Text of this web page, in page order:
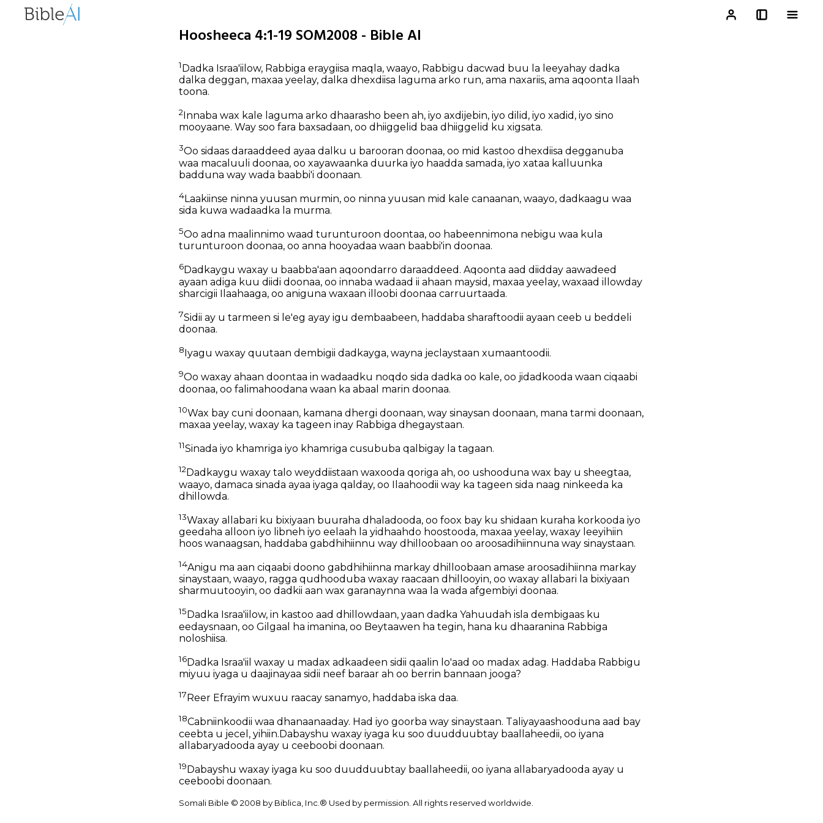
Hoosheeca 4:1-19 SOM2008 - Bible AI
1Dadka Israa'iilow, Rabbiga eraygiisa maqla, waayo, Rabbigu dacwad buu la leeyahay dadka
dalka deggan, maxaa yeelay, dalka dhexdiisa laguma arko run, ama naxariis, ama aqoonta Ilaah
toona.
2 Innaba wax kale laguma arko dhaarasho been ah, iyo axdijebin, iyo dilid, iyo xadid, iyo sino
mooyaane. Way soo fara baxsadaan, oo dhiiggelid baa dhiiggelid ku xigsata.
3Oo sidaas daraaddeed ayaa dalku u barooran doonaa, oo mid kastoo dhexdiisa degganuba
waa macaluuli doonaa, oo xayawaanka duurka iyo haadda samada, iyo xataa kalluunka
badduna way wada baabbi'i doonaan.
4Laakiinse ninna yuusan murmin, oo ninna yuusan mid kale canaanan, waayo, dadkaagu waa
sida kuwa wadaadka la murma.
5Oo adna maalinnimo waad turunturoon doontaa, oo habeennimona nebigu waa kula
turunturoon doonaa, oo anna hooyadaa waan baabbi'in doonaa.
6Dadkaygu waxay u baabba'aan aqoondarro daraaddeed. Aqoonta aad diidday aawadeed
ayaan adiga kuu diidi doonaa, oo innaba wadaad ii ahaan maysid, maxaa yeelay, waxaad illowday
sharcigii Ilaahaaga, oo aniguna waxaan illoobi doonaa carruurtaada.
7Sidii ay u tarmeen si le'eg ayay igu dembaabeen, haddaba sharaftoodii ayaan ceeb u beddeli
doonaa.
8 Iyagu waxay quutaan dembigii dadkayga, wayna jeclaystaan xumaantoodii.
9Oo waxay ahaan doontaa in wadaadku noqdo sida dadka oo kale, oo jidadkooda waan ciqaabi
doonaa, oo falimahoodana waan ka abaal marin doonaa.
10Wax bay cuni doonaan, kamana dhergi doonaan, way sinaysan doonaan, mana tarmi doonaan,
maxaa yeelay, waxay ka tageen inay Rabbiga dhegaystaan.
11Sinada iyo khamriga iyo khamriga cusububa qalbigay la tagaan.
12Dadkaygu waxay talo weyddiistaan waxooda qoriga ah, oo ushooduna wax bay u sheegtaa,
waayo, damaca sinada ayaa iyaga qalday, oo Ilaahoodii way ka tageen sida naag ninkeeda ka
dhillowda.
13Waxay allabari ku bixiyaan buuraha dhaladooda, oo foox bay ku shidaan kuraha korkooda iyo
geedaha alloon iyo libneh iyo eelaah la yidhaahdo hoostooda, maxaa yeelay, waxay leeyihiin
hoos wanaagsan, haddaba gabdhihiinnu way dhilloobaan oo aroosadihiinnuna way sinaystaan.
14Anigu ma aan ciqaabi doono gabdhihiinna markay dhilloobaan amase aroosadihiinna markay
sinaystaan, waayo, ragga qudhooduba waxay raacaan dhillooyin, oo waxay allabari la bixiyaan
sharmuutooyin, oo dadkii aan wax garanaynna waa la wada afgembiyi doonaa.
15 Dadka Israa'iilow, in kastoo aad dhillowdaan, yaan dadka Yahuudah isla dembigaas ku
eedaysnaan, oo Gilgaal ha imanina, oo Beytaawen ha tegin, hana ku dhaaranina Rabbiga
noloshiisa.
16Dadka Israa'iil waxay u madax adkaadeen sidii qaalin lo'aad oo madax adag. Haddaba Rabbigu
miyuu iyaga u daajinayaa sidii neef baraar ah oo berrin bannaan jooga?
17 Reer Efrayim wuxuu raacay sanamyo, haddaba iska daa.
18Cabniinkoodii waa dhanaanaaday. Had iyo goorba way sinaystaan. Taliyayaashooduna aad bay
ceebta u jecel, yihiin.Dabayshu waxay iyaga ku soo duudduubtay baallaheedii, oo iyana
allabaryadooda ayay u ceeboobi doonaan.
19Dabayshu waxay iyaga ku soo duudduubtay baallaheedii, oo iyana allabaryadooda ayay u
ceeboobi doonaan.
Somali Bible © 2008 by Biblica, Inc.® Used by permission. All rights reserved worldwide.